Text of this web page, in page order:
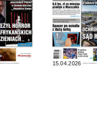
15.04.2026